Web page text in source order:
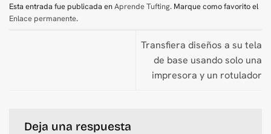
Esta entrada fue publicada enAprende Tufting. Marque como favorito el
Enlace permanente.
Transfiera diseños a su tela
de base usando solo una
impresora y un rotulador
Deja una respuesta